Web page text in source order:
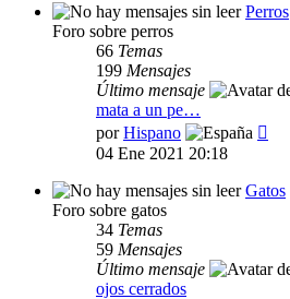
Perros
Foro sobre perros
66 Temas
199 Mensajes
Último mensaje
mata a un pe…
porHispano
04 Ene 2021 20:18
Gatos
Foro sobre gatos
34 Temas
59 Mensajes
Último mensaje
ojos cerrados